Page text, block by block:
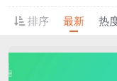
排序
最新 热